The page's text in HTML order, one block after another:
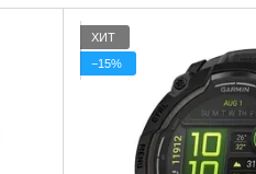
ХИТ
−15%